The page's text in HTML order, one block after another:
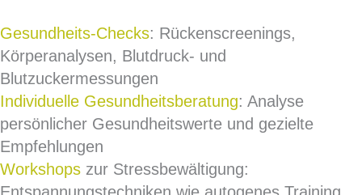
Gesundheits-Checks: Rückenscreenings,
Körperanalysen, Blutdruck- und
Blutzuckermessungen
Individuelle Gesundheitsberatung: Analyse
persönlicher Gesundheitswerte und gezielte
Empfehlungen
Workshops zur Stressbewältigung: